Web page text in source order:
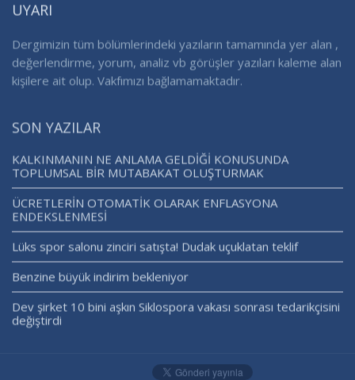
UYARI
Dergimizin tüm bölümlerindeki yazıların tamamında yer alan ,
değerlendirme, yorum, analiz vb görüşler yazıları kaleme alan
kişilere ait olup. Vakfımızı bağlamamaktadır.
SON YAZILAR
KALKINMANIN NE ANLAMA GELDİĞİ KONUSUNDA
TOPLUMSAL BİR MUTABAKAT OLUŞTURMAK
ÜCRETLERİN OTOMATİK OLARAK ENFLASYONA
ENDEKSLENMESİ
Lüks spor salonu zinciri satışta! Dudak uçuklatan teklif
Benzine büyük indirim bekleniyor
Dev şirket 10 bini aşkın Siklospora vakası sonrası tedarikçisini
değiştirdi